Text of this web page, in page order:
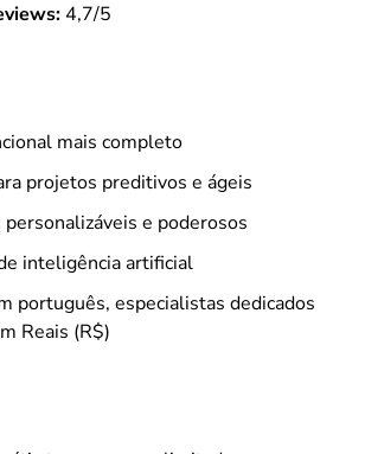
4,7/5
mais completo
projetos preditivos e ágeis
e poderosos
inteligência artificial
português, especialistas dedicados
Reais (R$)